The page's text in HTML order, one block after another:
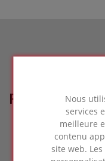
Nous
services
meilleure
contenu
site web.
RÉFÉRENCES